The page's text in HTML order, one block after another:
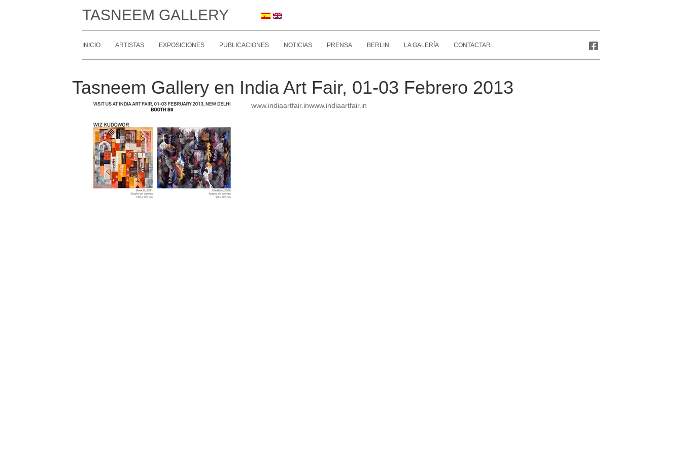
TASNEEM GALLERY
INICIO ARTISTAS EXPOSICIONES PUBLICACIONES NOTICIAS PRENSA BERLIN LA GALERÍA CONTACTAR
Tasneem Gallery en India Art Fair, 01-03 Febrero 2013
www.indiaartfair.inwww.indiaartfair.in